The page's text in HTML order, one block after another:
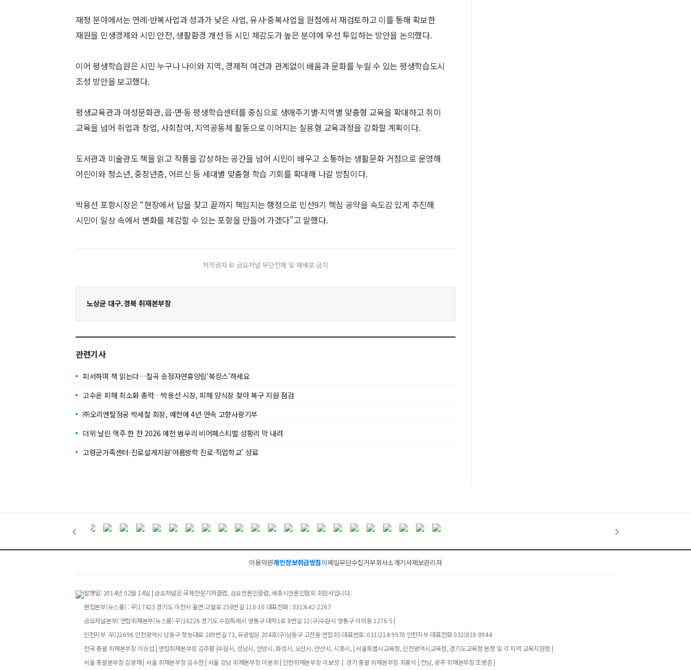
재정 분야에서는 연례·반복사업과 성과가 낮은 사업, 유사·중복사업을 원점에서 재검토하고 이를 통해 확보한
재원을 민생경제와 시민 안전, 생활환경 개선 등 시민 체감도가 높은 분야에 우선 투입하는 방안을 논의했다.
이어 평생학습원은 시민 누구나 나이와 지역, 경제적 여건과 관계없이 배움과 문화를 누릴 수 있는 평생학습도시
조성 방안을 보고했다.
평생교육관과 여성문화관, 읍·면·동 평생학습센터를 중심으로 생애주기별·지역별 맞춤형 교육을 확대하고 취미
교육을 넘어 취업과 창업, 사회참여, 지역공동체 활동으로 이어지는 실용형 교육과정을 강화할 계획이다.
도서관과 미술관도 책을 읽고 작품을 감상하는 공간을 넘어 시민이 배우고 소통하는 생활문화 거점으로 운영해
어린이와 청소년, 중장년층, 어르신 등 세대별 맞춤형 학습 기회를 확대해 나갈 방침이다.
박용선 포항시장은 “현장에서 답을 찾고 끝까지 책임지는 행정으로 민선9기 핵심 공약을 속도감 있게 추진해
시민이 일상 속에서 변화를 체감할 수 있는 포항을 만들어 가겠다”고 말했다.
저작권자 © 금요저널 무단전재 및 재배포 금지
노상균 대구.경북 취재본부장
관련기사
피서하며 책 읽는다…칠곡 송정자연휴양림‘북캉스’하세요
고수온 피해 최소화 총력…박용선 시장, 피해 양식장 찾아 복구 지원 점검
㈜오리엔탈정공 박세철 회장, 예천에 4년 연속 고향사랑기부
더위 날린 맥주 한 잔 2026 예천 범우리 비어페스티벌 성황리 막 내려
고령군가족센터-진로설계지원‘여름방학 진로·직업학교’ 성료
이용약관개인정보취급방침이메일무단수집거부회사소개기사제보관리자
발행일: 2014년 02월 14일 | 금요저널은 국제전문기자클럽, 금요언론인클럽, 세종시언론인협회 회원사입니다.
편집본부(뉴스룸) : 우)17423 경기도 이천시 율면 고월로 258번길 118-10 대표전화 : 031)642-2267
금요저널본부( 연합취재본부(뉴스룸) 우)16226 경기도 수원특례시 영통구 대학1로 8번길 11(구)수원시 영통구 이의동 1276-5 |
인천지부 :우)21696 인천광역시 남동구 청능대로 289번길 73, 유광빌딩 204호(구)남동구 고잔동 연합회) 대표번호: 031)214-9978 인천지부 대표전화 032)818-8944
전국 총괄 취재본부장 이승섭 | 연합취재본부장 김주환 |수원시, 성남시, 안양시, 화성시, 오산시, 안산시, 시흥시, | 서울특별시교육청, 인천광역시교육청, 경기도교육청 본청 및 각 지역 교육지원청 |
서울 총괄본부장 김광재 | 서울 취재본부장 김수한 | 서울 강남 취재본부장 이분희 | 인천취재본부장 이보성 | 경기 총괄 취재본부장 최홍석 | 전남, 광주 취재본부장 조병춘 |